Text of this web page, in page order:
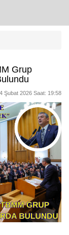
Grup
Şubat 2026 Saat: 19:58